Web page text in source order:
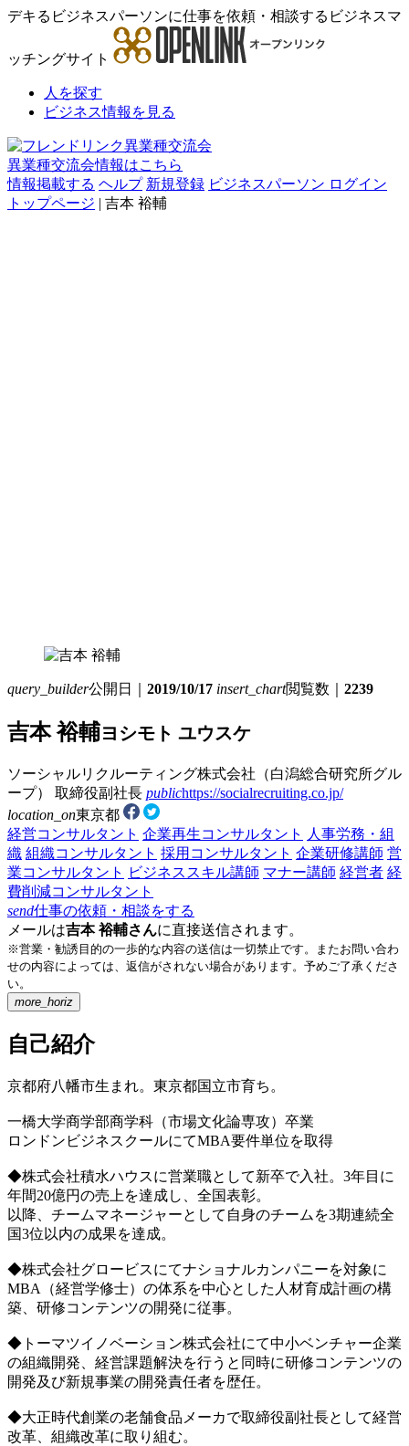
デキるビジネスパーソンに仕事を依頼・相談するビジネスマ
ッチングサイト
人を探す
ビジネス情報を見る
異業種交流会情報はこちら
情報掲載する ヘルプ 新規登録 ビジネスパーソン ログイン
トップページ | 吉本 裕輔
query_builder公開日｜ 2019/10/17 insert_chart閲覧数｜ 2239
吉本 裕輔ヨシモト ユウスケ
ソーシャルリクルーティング株式会社（白潟総合研究所グル
ープ）
取締役副社長 publichttps://socialrecruiting.co.jp/
location_on東京都
経営コンサルタント 企業再生コンサルタント
人事労務・組
織 組織コンサルタント 採用コンサルタント 企業研修講師 営
業コンサルタント
ビジネススキル講師 マナー講師 経営者 経
費削減コンサルタント
send仕事の依頼・相談をする
メールは吉本 裕輔さんに直接送信されます。
※営業・勧誘目的の一歩的な内容の送信は一切禁止です。またお問い合わ
せの内容によっては、返信がされない場合があります。予めご了承くださ
い。
more_horiz
自己紹介
京都府八幡市生まれ。東京都国立市育ち。
一橋大学商学部商学科（市場文化論専攻）卒業
ロンドンビジネスクールにてMBA要件単位を取得
◆株式会社積水ハウスに営業職として新卒で入社。3年目に
年間20億円の売上を達成し、全国表彰。
以降、チームマネージャーとして自身のチームを3期連続全
国3位以内の成果を達成。
◆株式会社グロービスにてナショナルカンパニーを対象に
MBA（経営学修士）の体系を中心とした人材育成計画の構
築、研修コンテンツの開発に従事。
◆トーマツイノベーション株式会社にて中小ベンチャー企業
の組織開発、経営課題解決を行うと同時に研修コンテンツの
開発及び新規事業の開発責任者を歴任。
◆大正時代創業の老舗食品メーカで取締役副社長として経営
改革、組織改革に取り組む。